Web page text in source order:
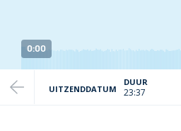
0:00
UITZENDDATUM
DUUR
23:37